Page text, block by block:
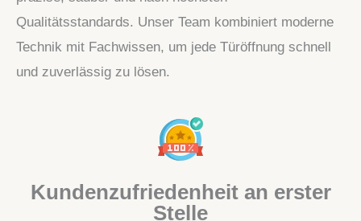
Qualitätsstandards. Unser Team kombiniert moderne
Technik mit Fachwissen, um jede Türöffnung schnell
und zuverlässig zu lösen.
Kundenzufriedenheit an erster
Stelle